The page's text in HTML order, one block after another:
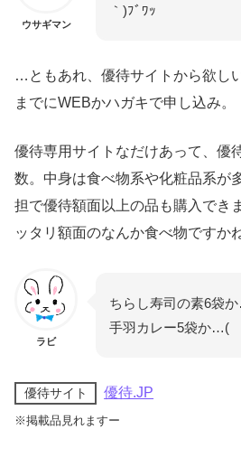
ウサギマン
｀)ﾌﾞﾜｯ
…ともあれ、優待サイトから欲し
までにWEBかハガキで申し込み。
優待専用サイトなだけあって、優
数。中身は食べ物系や化粧品系が
担で優待額面以上の品も購入でき
ッタリ額面のなんか食べ物ですか
ラビ
ちらし寿司の素6袋
手羽カレー5袋か…(
優待サイト 優待.JP
※掲載品見れますー